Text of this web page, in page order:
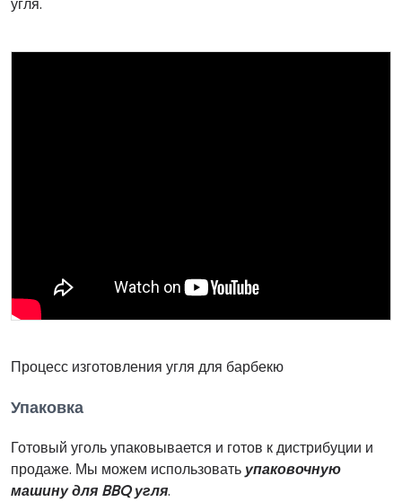
угля.
Процесс изготовления угля для барбекю
Упаковка
Готовый уголь упаковывается и готов к дистрибуции и
продаже. Мы можем использовать упаковочную
машину для BBQ угля.